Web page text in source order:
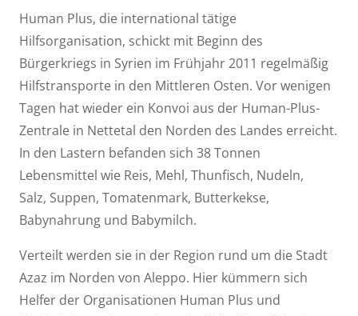
Human Plus, die international tätige
Hilfsorganisation, schickt mit Beginn des
Bürgerkriegs in Syrien im Frühjahr 2011 regelmäßig
Hilfstransporte in den Mittleren Osten. Vor wenigen
Tagen hat wieder ein Konvoi aus der Human-Plus-
Zentrale in Nettetal den Norden des Landes erreicht.
In den Lastern befanden sich 38 Tonnen
Lebensmittel wie Reis, Mehl, Thunfisch, Nudeln,
Salz, Suppen, Tomatenmark, Butterkekse,
Babynahrung und Babymilch.
Verteilt werden sie in der Region rund um die Stadt
Azaz im Norden von Aleppo. Hier kümmern sich
Helfer der Organisationen Human Plus und